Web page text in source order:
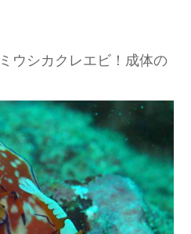
ウシカクレエビ！成体の